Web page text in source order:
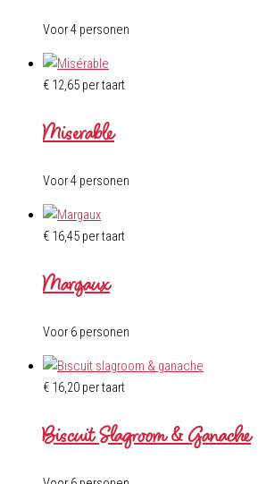
Voor 4 personen
€ 12,65 per taart
Misérable
Voor 4 personen
€ 16,45 per taart
Margaux
Voor 6 personen
€ 16,20 per taart
Biscuit Slagroom & Ganache